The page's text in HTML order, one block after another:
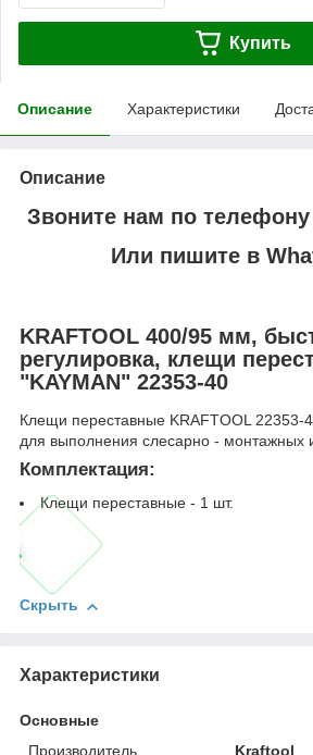
Купить
Описание Характеристики
Описание
Звоните нам по телефону
Или пишите в
KRAFTOOL 400/95 мм,
регулировка, клещи
"KAYMAN" 22353-40
Клещи переставные KRAFTOOL 22353-
для выполнения слесарно - монтажных
Комплектация:
Клещи переставные - 1 шт.
Скрыть
Характеристики
Основные
Производитель
Kraftool